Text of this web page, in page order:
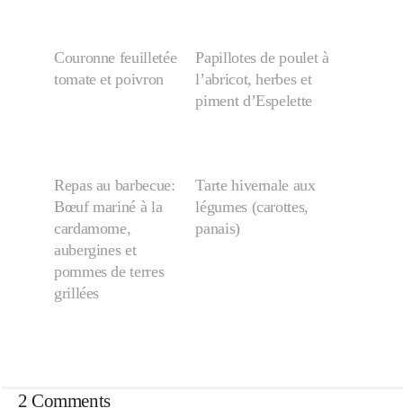
Couronne feuilletée
tomate et poivron
Papillotes de poulet à
l’abricot, herbes et
piment d’Espelette
Repas au barbecue:
Bœuf mariné à la
cardamome,
aubergines et
pommes de terres
grillées
Tarte hivernale aux
légumes (carottes,
panais)
2 Comments